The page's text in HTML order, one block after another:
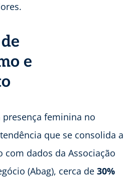
e
feminina no
que se consolida a
com dados da Associação
(Abag), cerca de 30%